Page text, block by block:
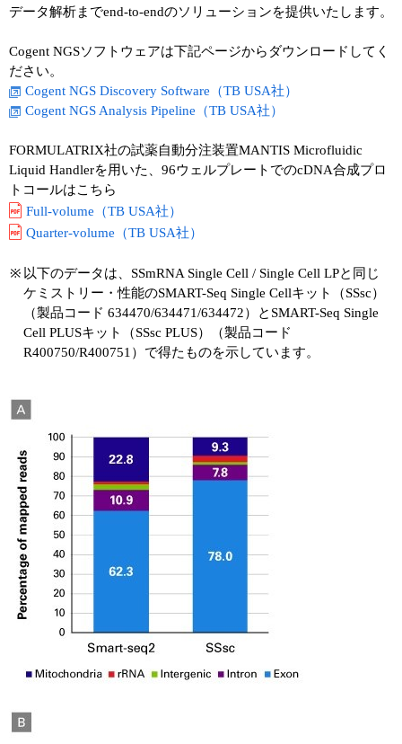
データ解析までend-to-endのソリューションを提供いたします。
Cogent NGSソフトウェアは下記ページからダウンロードしてく
ださい。
Cogent NGS Discovery Software（TB USA社）
Cogent NGS Analysis Pipeline（TB USA社）
FORMULATRIX社の試薬自動分注装置MANTIS Microfluidic
Liquid Handlerを用いた、96ウェルプレートでのcDNA合成プロ
トコールはこちら
Full-volume（TB USA社）
Quarter-volume（TB USA社）
※ 以下のデータは、SSmRNA Single Cell / Single Cell LPと同じ
ケミストリー・性能のSMART-Seq Single Cellキット（SSsc）
（製品コード 634470/634471/634472）とSMART-Seq Single
Cell PLUSキット（SSsc PLUS）（製品コード
R400750/R400751）で得たものを示しています。